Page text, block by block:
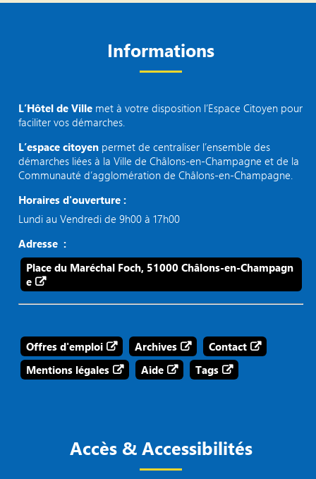
Informations
L’Hôtel de Ville met à votre disposition l’Espace Citoyen pour
faciliter vos démarches.
L’espace citoyen permet de centraliser l’ensemble des
démarches liées à la Ville de Châlons-en-Champagne et de la
Communauté d’agglomération de Châlons-en-Champagne.
Horaires d'ouverture :
Lundi au Vendredi de 9h00 à 17h00
Adresse :
Place du Maréchal Foch, 51000 Châlons-en-Champagn
e
Offres d'emploi Archives
Contact
Mentions légales
Aide Tags
Accès & Accessibilités